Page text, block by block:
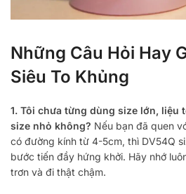
Những Câu Hỏi Hay
Siêu To Khủng
1. Tôi chưa từng dùng size lớn, liệu
size nhỏ không? Nếu bạn đã quen
có đường kính từ 4-5cm, thì DV54Q
bước tiến đầy hứng khởi. Hãy nhớ
trơn và đi thật chậm.